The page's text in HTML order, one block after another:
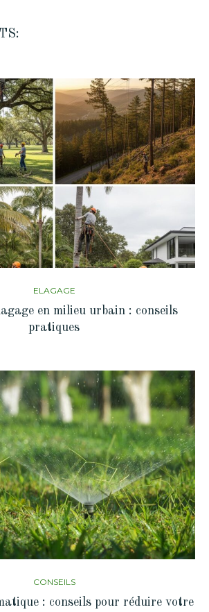
ELAGAGE
en milieu urbain : conseils
pratiques
CONSEILS
: conseils pour réduire votre